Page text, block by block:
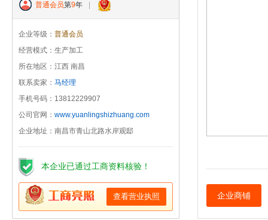
普通会员第9年
企业等级： 普通会员
经营模式：生产加工
所在地区：江西 南昌
联系卖家： 马经理
手机号码：13812229907
公司官网： www.yuanlingshizhuang.com
企业地址：南昌市青山北路水岸观邸
本企业已通过工商资料核验！
查看营业执照 企业商铺